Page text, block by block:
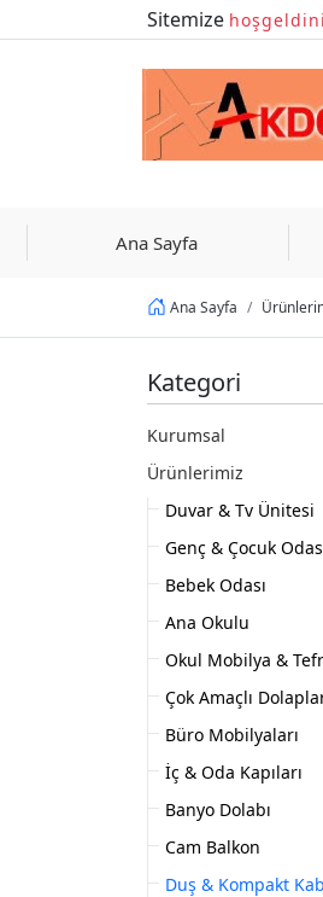
Sitemize
Ana Sayfa
Ana Sayfa
Kategori
Kurumsal
Ürünlerimiz
Duvar & Tv Ünitesi
Genç & Çocuk
Bebek Odası
Ana Okulu
Okul Mobilya &
Çok Amaçlı
Büro Mobilyaları
İç & Oda Kapıları
Banyo Dolabı
Cam Balkon
Duş & Kompakt